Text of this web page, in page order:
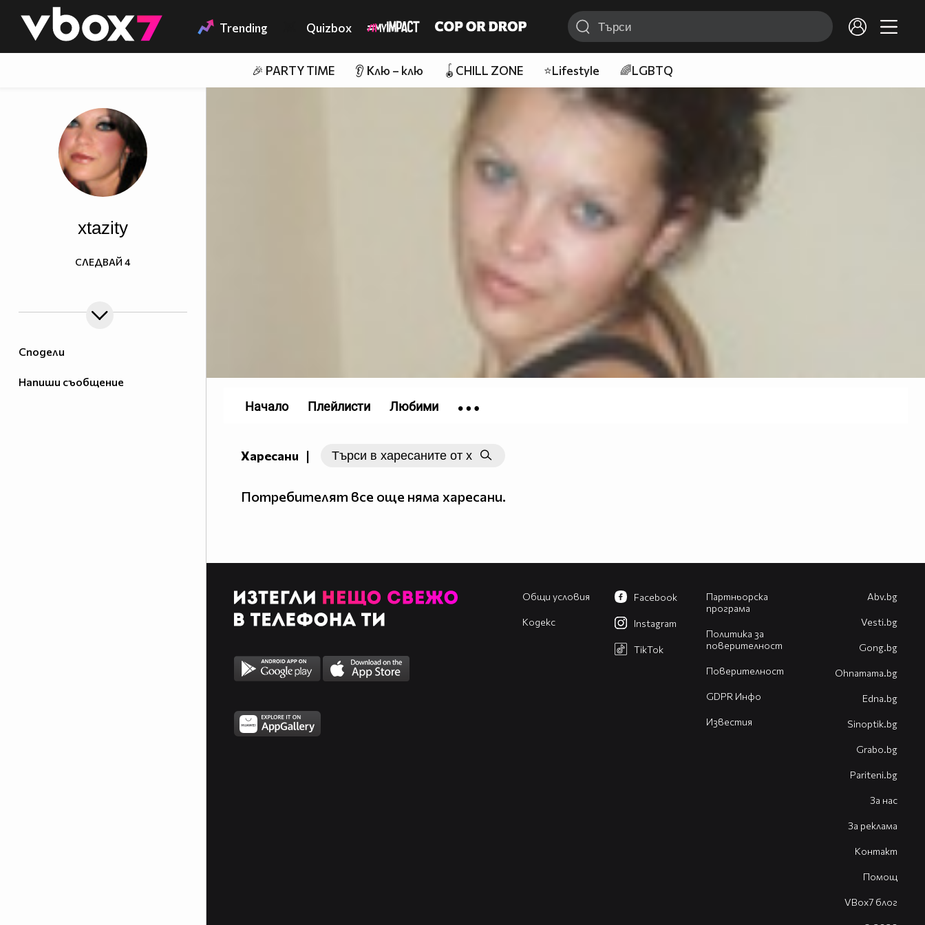
👾 Trending Quizbox
🎉 PARTY TIME 👂 Клю – клю 🪀CHILL ZONE ⭐Lifestyle 🌈LGBTQ
Сподели
Напиши съобщение
xtazity
СЛЕДВАЙ 4
Харесани |
Потребителят все още няма харесани.
Начало Плейлисти Любими
Общи условия
Кодекс
Партньорска
програма
Политика за
поверителност
Поверителност
GDPR Инфо
Известия
Facebook
Instagram
TikTok
Abv.bg
Vesti.bg
Gong.bg
Оhnamama.bg
Edna.bg
Sinoptik.bg
Grabo.bg
Pariteni.bg
За нас
За реклама
Контакт
Помощ
VBox7 блог